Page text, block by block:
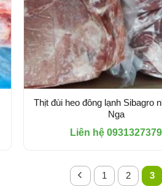
Thịt đùi heo đông lạnh Sibagro
Nga
Liên hệ 0931327379
1 2 3